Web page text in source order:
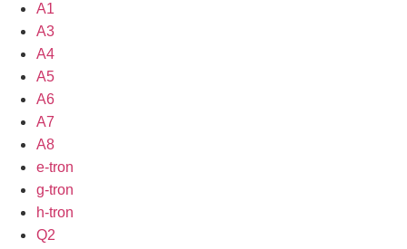
A1
A3
A4
A5
A6
A7
A8
e-tron
g-tron
h-tron
Q2